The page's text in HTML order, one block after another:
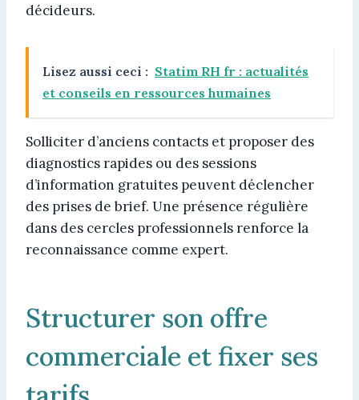
décideurs.
Lisez aussi ceci : Statim RH fr : actualités
et conseils en ressources humaines
Solliciter d’anciens contacts et proposer des
diagnostics rapides ou des sessions
d’information gratuites peuvent déclencher
des prises de brief. Une présence régulière
dans des cercles professionnels renforce la
reconnaissance comme expert.
Structurer son offre
commerciale et fixer ses